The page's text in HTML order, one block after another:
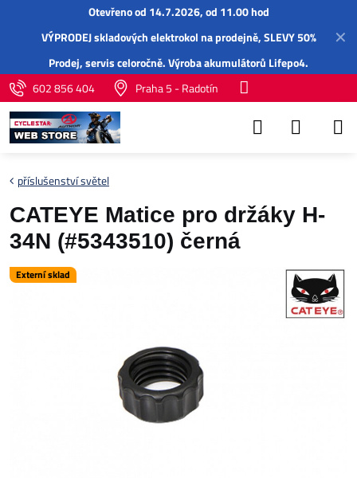
✕
Otevřeno od 14.7.2026, od 11.00 hod
VÝPRODEJ skladových elektrokol na prodejně, SLEVY 50%
Prodej,servisceloročně.Výroba akumulátorů Lifepo4.
602 856 404
Praha 5 - Radotín
Externí sklad
příslušenství světel
CATEYE Matice pro držáky H-
34N (#5343510) černá